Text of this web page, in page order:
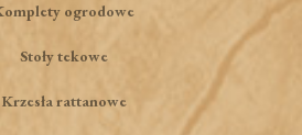
ogrodowe
Stoły tekowe
Krzesła rattanowe